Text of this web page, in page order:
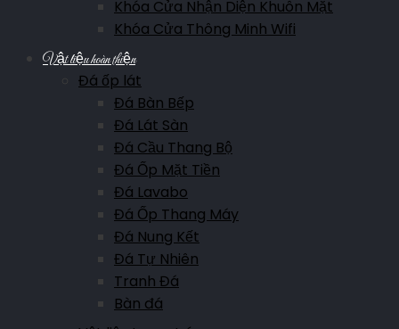
Khóa Cửa Nhận Diện Khuôn Mặt
Khóa Cửa Thông Minh Wifi
Vật liệu hoàn thiện
Đá ốp lát
Đá Bàn Bếp
Đá Lát Sàn
Đá Cầu Thang Bộ
Đá Ốp Mặt Tiền
Đá Lavabo
Đá Ốp Thang Máy
Đá Nung Kết
Đá Tự Nhiên
Tranh Đá
Bàn đá